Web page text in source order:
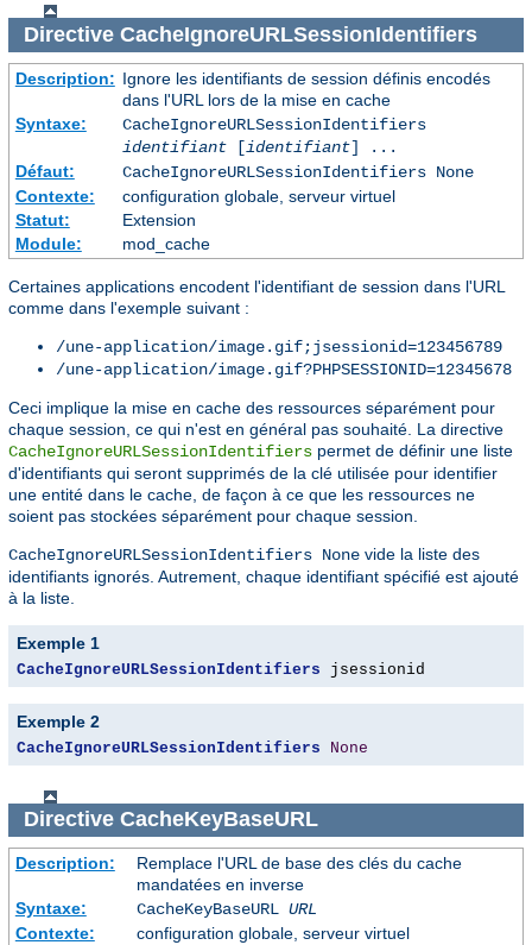
Directive CacheIgnoreURLSessionIdentifiers
Description: Ignore les identifiants de session définis encodés
dans l'URL lors de la mise en cache
Syntaxe:
CacheIgnoreURLSessionIdentifiers
identifiant[identifiant] ...
Défaut:
CacheIgnoreURLSessionIdentifiers None
Contexte:
configuration globale, serveur virtuel
Statut:
Extension
Module:
mod_cache
Certaines applications encodent l'identifiant de session dans l'URL
comme dans l'exemple suivant :
/une-application/image.gif;jsessionid=123456789
/une-application/image.gif?PHPSESSIONID=12345678
Ceci implique la mise en cache des ressources séparément pour
chaque session, ce qui n'est en général pas souhaité. La directive
CacheIgnoreURLSessionIdentifiers permet de définir une liste
d'identifiants qui seront supprimés de la clé utilisée pour identifier
une entité dans le cache, de façon à ce que les ressources ne
soient pas stockées séparément pour chaque session.
CacheIgnoreURLSessionIdentifiers None vide la liste des
identifiants ignorés. Autrement, chaque identifiant spécifié est ajouté
à la liste.
Exemple 1
CacheIgnoreURLSessionIdentifiers jsessionid
Exemple 2
CacheIgnoreURLSessionIdentifiers None
Directive CacheKeyBaseURL
Description:
Remplace l'URL de base des clés du cache
mandatées en inverse
Syntaxe:
CacheKeyBaseURL URL
Contexte:
configuration globale, serveur virtuel